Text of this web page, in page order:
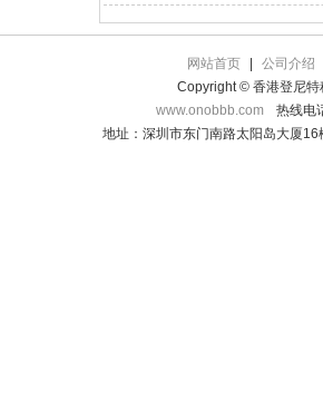
网站首页
公司介绍
Copyright © 香港登尼特
www.onobbb.com
热线电
地址：深圳市东门南路太阳岛大厦